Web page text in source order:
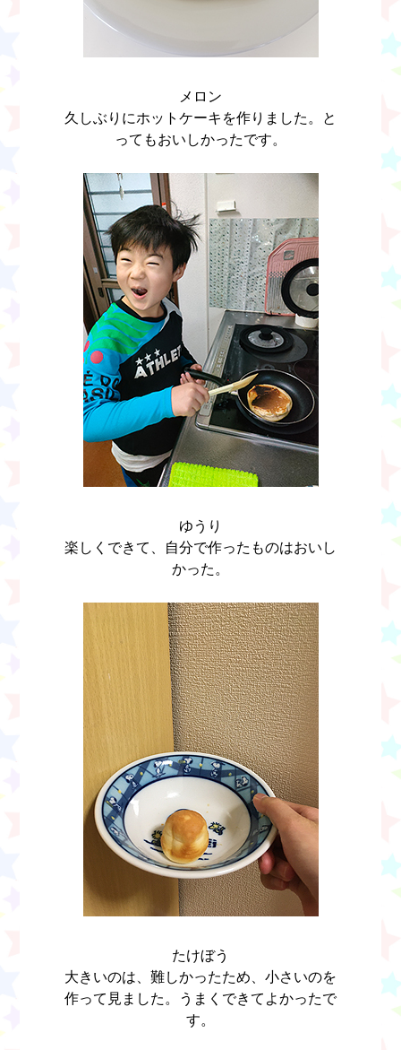
メロン
久しぶりにホットケーキを作りました。と
ってもおいしかったです。
ゆうり
楽しくできて、自分で作ったものはおいし
かった。
たけぼう
大きいのは、難しかったため、小さいのを
作って見ました。うまくできてよかったで
す。